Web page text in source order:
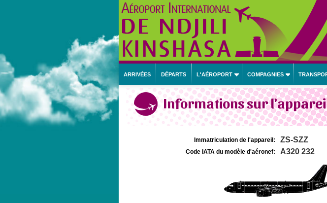
ARRIVÉES DÉPARTS L'AÉROPORT COMPAGNIES
Informations sur l'appareil
Immatriculation de l'appareil: ZS-SZZ
Code IATA du modèle d'aéronef: A320 232